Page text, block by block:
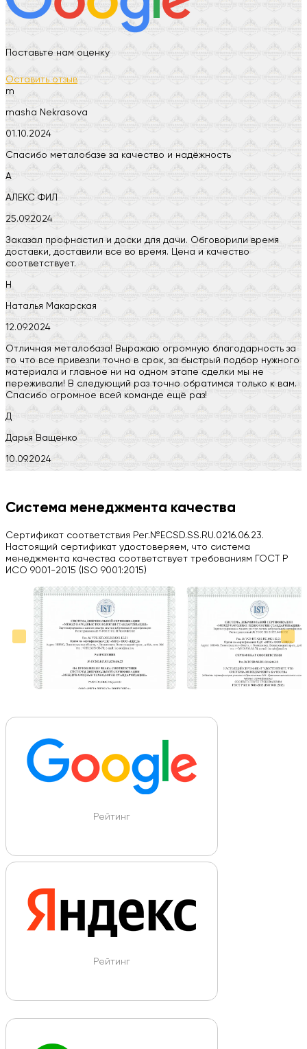
Поставьте нам оценку
Оставить отзыв
m
masha Nekrasova
01.10.2024
Спасибо металобазе за качество и надёжность
А
АЛЕКС ФИЛ
25.09.2024
Заказал профнастил и доски для дачи. Обговорили время
доставки, доставили все во время. Цена и качество
соответствует.
Н
Наталья Макарская
12.09.2024
Отличная металобаза! Выражаю огромную благодарность за
то что все привезли точно в срок, за быстрый подбор нужного
материала и главное ни на одном этапе сделки мы не
переживали! В следующий раз точно обратимся только к вам.
Спасибо огромное всей команде ещё раз!
Д
Дарья Ващенко
10.09.2024
H
03.09.2024
Вся работа выполнена в срок. Всем рекомендую
Больше отзывов на Google Maps
Система менеджмента качества
Сертификат соответствия Рег.№ECSD.SS.RU.0216.06.23.
Настоящий сертификат удостоверяем, что система
менеджмента качества соответствует требованиям ГОСТ Р
ИСО 9001-2015 (ISO 9001:2015)
Рейтинг
Рейтинг